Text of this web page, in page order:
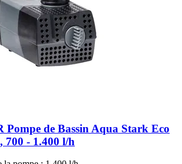
Pompe de Bassin Aqua Stark Eco
700 -​ 1.400 l/h